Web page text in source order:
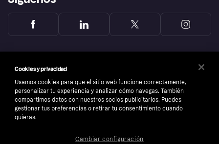
Cookies y privacidad
Usamos cookies para que el sitio web funcione correctamente,
personalizar tu experiencia y analizar cómo navegas. También
compartimos datos con nuestros socios publicitarios. Puedes
gestionar tus preferencias o retirar tu consentimiento cuando
quieras.
Cambiar configuración